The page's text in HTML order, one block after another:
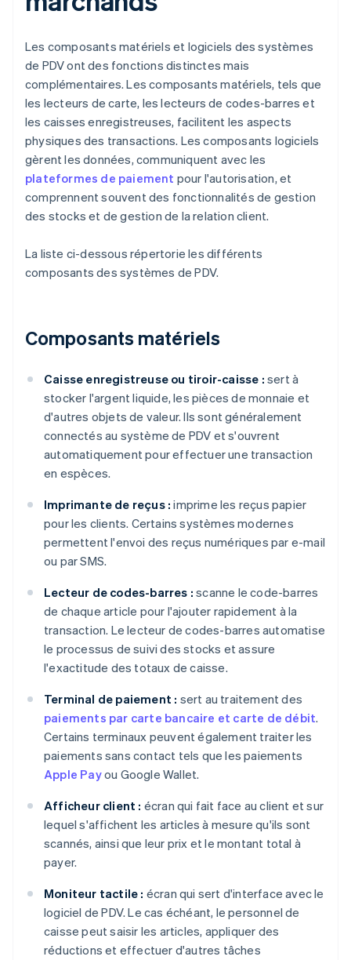
Les composants matériels et logiciels des systèmes
de PDV ont des fonctions distinctes mais
complémentaires. Les composants matériels, tels que
les lecteurs de carte, les lecteurs de codes-barres et
les caisses enregistreuses, facilitent les aspects
physiques des transactions. Les composants logiciels
gèrent les données, communiquent avec les
plateformes de paiement pour l'autorisation, et
comprennent souvent des fonctionnalités de gestion
des stocks et de gestion de la relation client.
La liste ci-dessous répertorie les différents
composants des systèmes de PDV.
Composants matériels
Caisse enregistreuse ou tiroir-caisse : sert à
stocker l'argent liquide, les pièces de monnaie et
d'autres objets de valeur. Ils sont généralement
connectés au système de PDV et s'ouvrent
automatiquement pour effectuer une transaction
en espèces.
Imprimante de reçus : imprime les reçus papier
pour les clients. Certains systèmes modernes
permettent l'envoi des reçus numériques par e-mail
ou par SMS.
Lecteur de codes-barres : scanne le code-barres
de chaque article pour l'ajouter rapidement à la
transaction. Le lecteur de codes-barres automatise
le processus de suivi des stocks et assure
l'exactitude des totaux de caisse.
Terminal de paiement : sert au traitement des
paiements par carte bancaire et carte de débit.
Certains terminaux peuvent également traiter les
paiements sans contact tels que les paiements
Apple Payou Google Wallet.
Afficheur client : écran qui fait face au client et sur
lequel s'affichent les articles à mesure qu'ils sont
scannés, ainsi que leur prix et le montant total à
payer.
Moniteur tactile : écran qui sert d'interface avec le
logiciel de PDV. Le cas échéant, le personnel de
caisse peut saisir les articles, appliquer des
réductions et effectuer d'autres tâches